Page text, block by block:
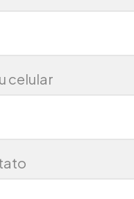
celular